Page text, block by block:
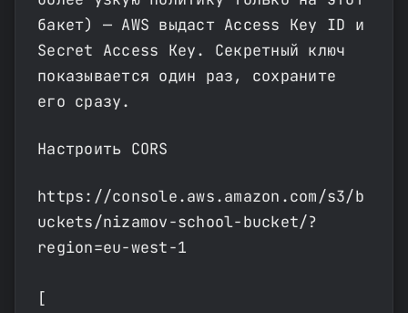
бакет) — AWS выдаст Access Key ID и
Secret Access Key. Секретный ключ
показывается один раз, сохраните
его сразу.
Настроить CORS
https://console.aws.amazon.com/s3/b
uckets/nizamov-school-bucket/?
region=eu-west-1
[